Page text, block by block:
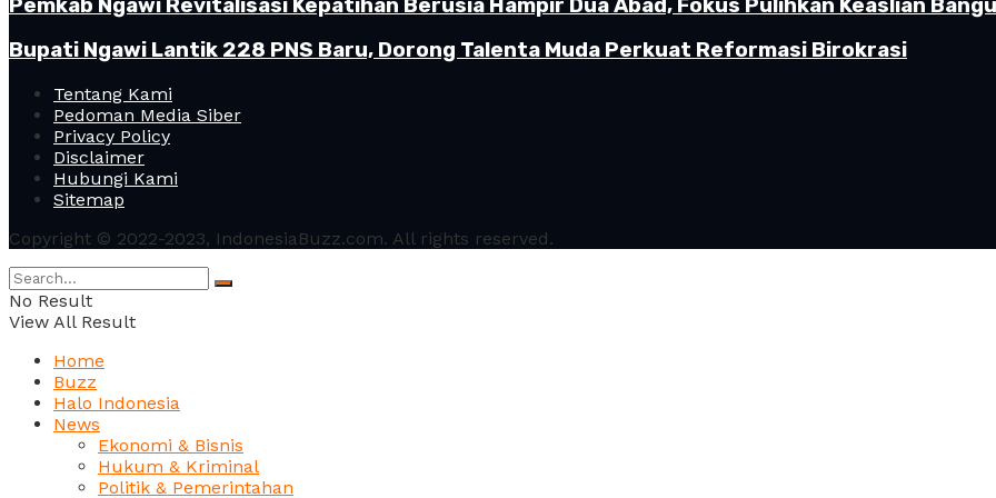
Pemkab Ngawi Revitalisasi Kepatihan Berusia Hampir Dua Abad, Fokus Pulihkan Keaslian
Bupati Ngawi Lantik 228 PNS Baru, Dorong Talenta Muda Perkuat Reformasi Birokrasi
Tentang Kami
Pedoman Media Siber
Privacy Policy
Disclaimer
Hubungi Kami
Sitemap
Copyright © 2022-2023, IndonesiaBuzz.com. All rights reserved.
No Result
View All Result
Home
Buzz
Halo Indonesia
News
Ekonomi & Bisnis
Hukum & Kriminal
Politik & Pemerintahan